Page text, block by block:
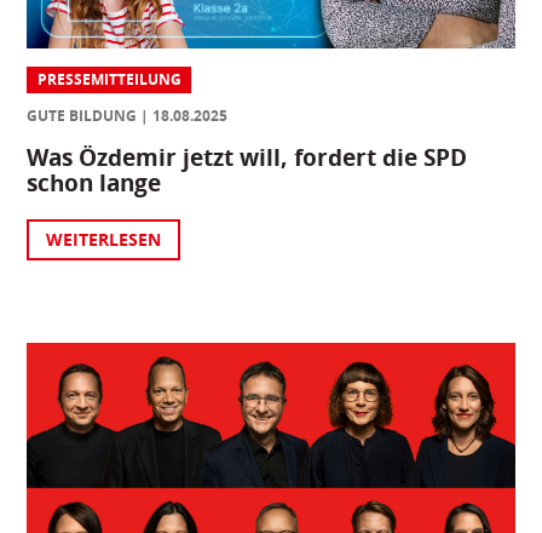
PRESSEMITTEILUNG
GUTE BILDUNG
18.08.2025
Was Özdemir jetzt will, fordert die SPD
schon lange
WEITERLESEN